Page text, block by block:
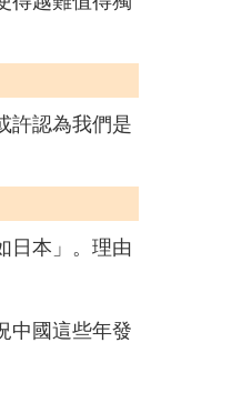
許認為我們是
日本」。理由
中國這些年發